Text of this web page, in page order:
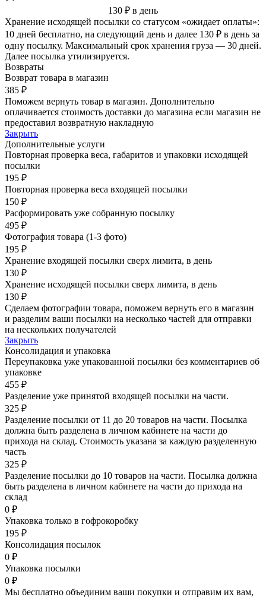
130 ₽ в день
Хранение исходящей посылки со статусом «ожидает оплаты»:
10 дней бесплатно, на следующий день и далее 130 ₽ в день за
одну посылку. Максимальный срок хранения груза — 30 дней.
Далее посылка утилизируется.
Возвраты
Возврат товара в магазин
385 ₽
Поможем вернуть товар в магазин. Дополнительно
оплачивается стоимость доставки до магазина если магазин не
предоставил возвратную накладную
Закрыть
Дополнительные услуги
Повторная проверка веса, габаритов и упаковки исходящей
посылки
195 ₽
Повторная проверка веса входящей посылки
150 ₽
Расформировать уже собранную посылку
495 ₽
Фотография товара (1-3 фото)
195 ₽
Хранение входящей посылки сверх лимита, в день
130 ₽
Хранение исходящей посылки сверх лимита, в день
130 ₽
Сделаем фотографии товара, поможем вернуть его в магазин
и разделим ваши посылки на несколько частей для отправки
на нескольких получателей
Закрыть
Консолидация и упаковка
Переупаковка уже упакованной посылки без комментариев об
упаковке
455 ₽
Разделение уже принятой входящей посылки на части.
325 ₽
Разделение посылки от 11 до 20 товаров на части. Посылка
должна быть разделена в личном кабинете на части до
прихода на склад. Стоимость указана за каждую разделенную
часть
325 ₽
Разделение посылки до 10 товаров на части. Посылка должна
быть разделена в личном кабинете на части до прихода на
склад
0 ₽
Упаковка только в гофрокоробку
195 ₽
Консолидация посылок
0 ₽
Упаковка посылки
0 ₽
Мы бесплатно объединим ваши покупки и отправим их вам,